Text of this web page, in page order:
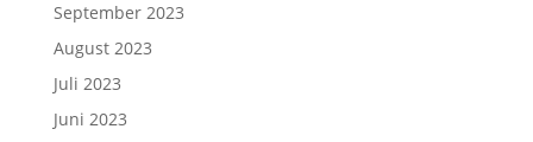
September 2023
August 2023
Juli 2023
Juni 2023